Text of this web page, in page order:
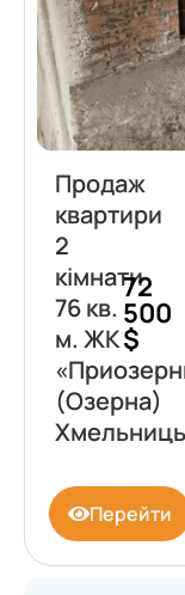
Продаж
квартири
2
кімнати
76 кв.
м. ЖК
(Озерна)
72
500
$
Перейти